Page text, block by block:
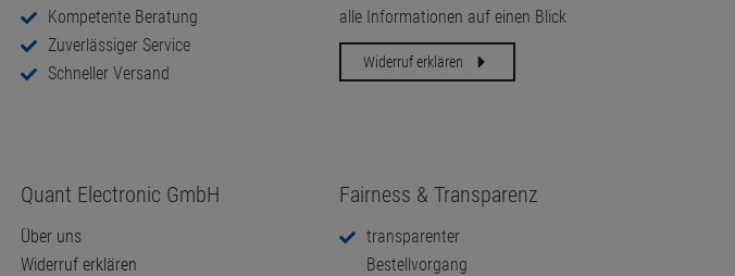
Kompetente Beratung
Zuverlässiger Service
Schneller Versand
alle Informationen auf einen Blick
Widerruf erklären
Quant Electronic GmbH
Über uns
Widerruf erklären
Fairness & Transparenz
transparenter
Bestellvorgang